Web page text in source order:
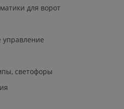
для ворот
управление
светофоры